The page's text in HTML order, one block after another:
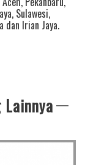
, Sulawesi,
dan Irian Jaya.